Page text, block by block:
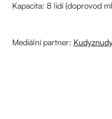
Kapacita: 8 lidí (doprovod
Mediální partner: